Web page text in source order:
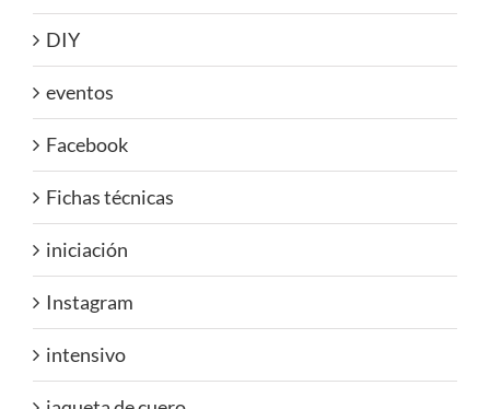
DIY
eventos
Facebook
Fichas técnicas
iniciación
Instagram
intensivo